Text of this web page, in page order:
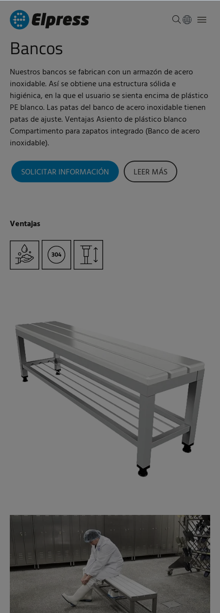
Bancos
Nuestros bancos se fabrican con un armazón de acero
inoxidable. Así se obtiene una estructura sólida e
higiénica, en la que el usuario se sienta encima de plástico
PE blanco. Las patas del banco de acero inoxidable tienen
patas de ajuste. Ventajas Asiento de plástico blanco
Compartimento para zapatos integrado (Banco de acero
inoxidable).
SOLICITAR INFORMACIÓN LEER MÁS
Ventajas